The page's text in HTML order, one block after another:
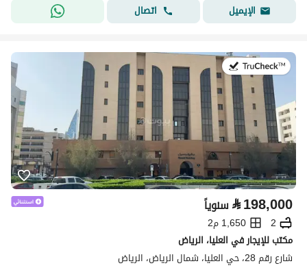
الإيميل
اتصال
في:13 يوليو 2026
⃁198,000 سنوياً
2
1,650 م2
مكتب للإيجار في العليا، الرياض
شارع رقم 28، حي العليا، شمال الرياض، الرياض